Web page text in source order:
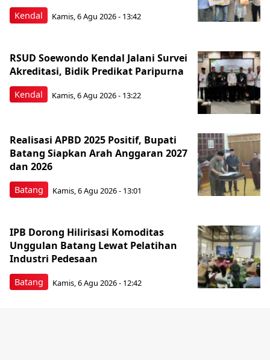
Kendal Kamis, 6 Agu 2026 - 13:42
Kendal
RSUD Soewondo Kendal Jalani Survei
Akreditasi, Bidik Predikat Paripurna
Kamis, 6 Agu 2026 - 13:22
Batang
Realisasi APBD 2025 Positif, Bupati
Batang Siapkan Arah Anggaran 2027
dan 2026
Kamis, 6 Agu 2026 - 13:01
Batang
IPB Dorong Hilirisasi Komoditas
Unggulan Batang Lewat Pelatihan
Industri Pedesaan
Kamis, 6 Agu 2026 - 12:42